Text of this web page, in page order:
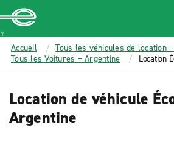
MAIN
CONTENT
Enterprise
Accueil
Tous les véhicules de location
Tous les Voitures – Argentine
Location
Location de véhicule
Argentine